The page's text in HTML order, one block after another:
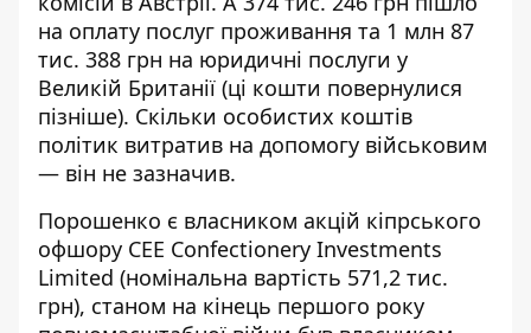
на оплату послуг проживання та 1 млн 87
тис. 388 грн на юридичні послуги у
Великій Британії (ці кошти повернулися
пізніше). Скільки особистих коштів
політик витратив на допомогу військовим
— він не зазначив.
Порошенко є власником акцій кіпрського
офшору CEE Confectionery Investments
Limited (номінальна вартість 571,2 тис.
грн), станом на кінець першого року